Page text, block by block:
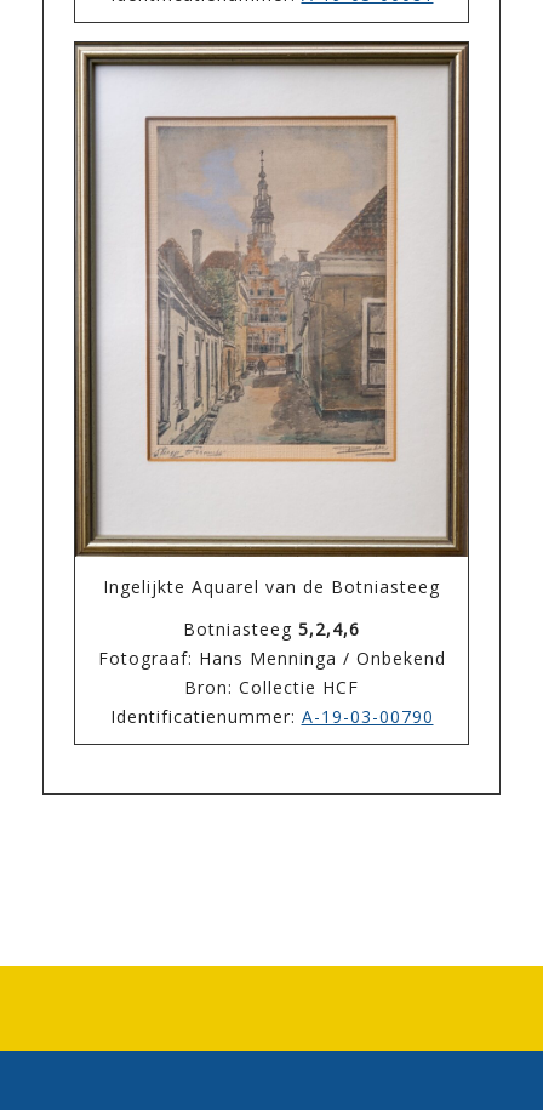
Ingelijkte Aquarel van de Botniasteeg
Botniasteeg 5,2,4,6
Fotograaf: Hans Menninga / Onbekend
Bron: Collectie HCF
Identificatienummer: A-19-03-00790